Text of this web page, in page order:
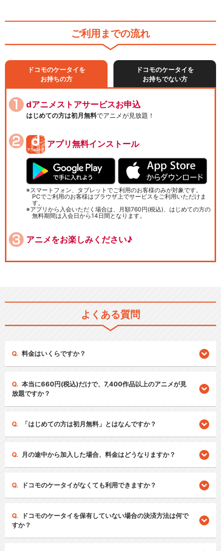
ご利用までの流れ
ドコモのケータイを
お持ちの方
ドコモのケータイを
お持ちでない方
dアニメストアサービスお申込
はじめての方は初月無料でアニメが見放題！
アプリ無料インストール
スマートフォン、タブレットでご利用のお客様のみが対象です。
PCでご利用のお客様はブラウザ上でサービスをご利用いただけま
す。
アプリから入会いただく場合は、月額760円(税込)、はじめての方の
無料期間は入会日から14日間となります。
アニメをお楽しみください♪
よくある質問
料金はいくらですか？
本当に660円(税込)だけで、7,400作品以上のアニメが見
放題ですか？
「はじめての方は初月無料」とはなんですか？
月の途中から加入した場合、料金はどうなりますか？
ドコモのケータイがなくても利用できますか？
ドコモのケータイを保有していない場合の決済方法は何で
すか？